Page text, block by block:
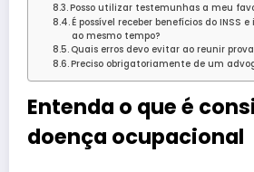
Posso utilizar testemunhas a meu
É possível receber benefícios do INSS
ao mesmo tempo?
Quais erros devo evitar ao reunir
Preciso obrigatoriamente de um
Entenda o que é
doença ocupacional